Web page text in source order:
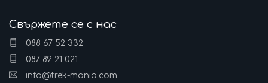
Свържете се с нас
088 67 52 332
087 89 21 021
info@trek-mania.com